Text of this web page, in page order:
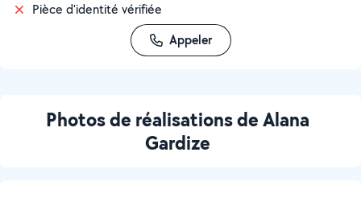
Pièce d'identité vérifiée
Appeler
Photos de réalisations de Alana
Gardize